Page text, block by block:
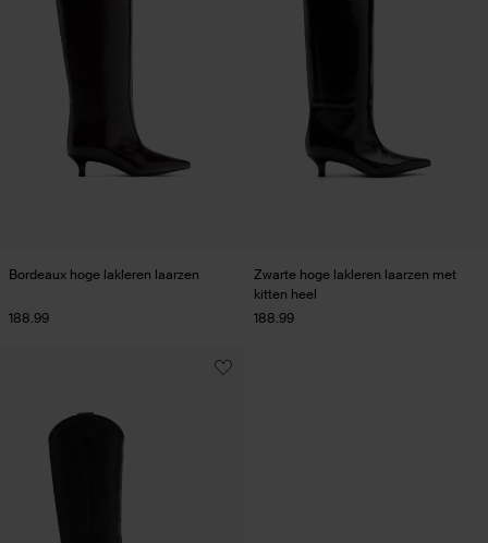
Bordeaux hoge lakleren laarzen
188.99
Zwarte hoge lakleren laarzen met
kitten heel
188.99